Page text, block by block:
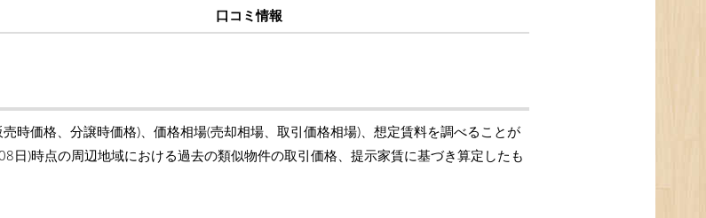
口コミ情報
時価格、分譲時価格)、価格相場(売却相場、取引価格相場)、想定賃料を調べることが
日)時点の周辺地域における過去の類似物件の取引価格、提示家賃に基づき算定したも